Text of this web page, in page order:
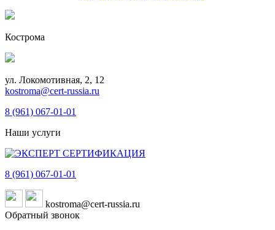
Кострома
ул. Локомотивная, 2, 12
kostroma@cert-russia.ru
8 (961) 067-01-01
Наши услуги
8 (961) 067-01-01
kostroma@cert-russia.ru
Обратный звонок